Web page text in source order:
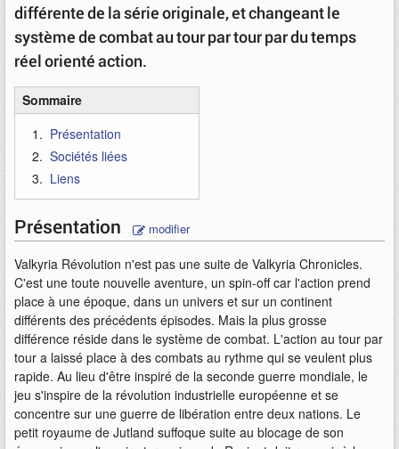
différente de la série originale, et changeant le
système de combat au tour par tour par du temps
réel orienté action.
Sommaire
Présentation
Sociétés liées
Liens
Présentation modifier
Valkyria Révolution n'est pas une suite de Valkyria Chronicles.
C'est une toute nouvelle aventure, un spin-off car l'action prend
place à une époque, dans un univers et sur un continent
différents des précédents épisodes. Mais la plus grosse
différence réside dans le système de combat. L'action au tour par
tour a laissé place à des combats au rythme qui se veulent plus
rapide. Au lieu d'être inspiré de la seconde guerre mondiale, le
jeu s'inspire de la révolution industrielle européenne et se
concentre sur une guerre de libération entre deux nations. Le
petit royaume de Jutland suffoque suite au blocage de son